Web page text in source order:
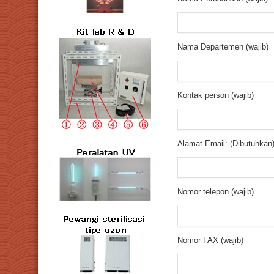
Nama Departemen (wajib)
Kontak person (wajib)
Alamat Email: (Dibutuhkan)
Nomor telepon (wajib)
Nomor FAX (wajib)